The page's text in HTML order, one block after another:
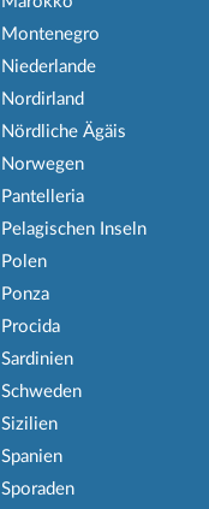
Montenegro
Niederlande
Nordirland
Nördliche Ägäis
Norwegen
Pantelleria
Pelagischen Inseln
Polen
Ponza
Procida
Sardinien
Schweden
Sizilien
Spanien
Sporaden